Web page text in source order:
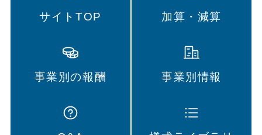
サイトTOP 加算・減算
事業別の報酬 事業別情報